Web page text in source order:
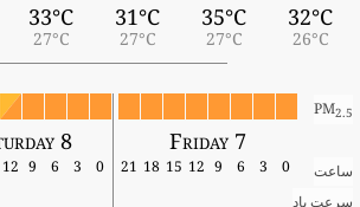
32°C
26°C
35°C
27°C
31°C
27°C
33°C
27°C
PM2.5
Friday 7
8
ساعت 0
3
6
9
12
15
18
21
0
3
6
9
12
سرعت باد